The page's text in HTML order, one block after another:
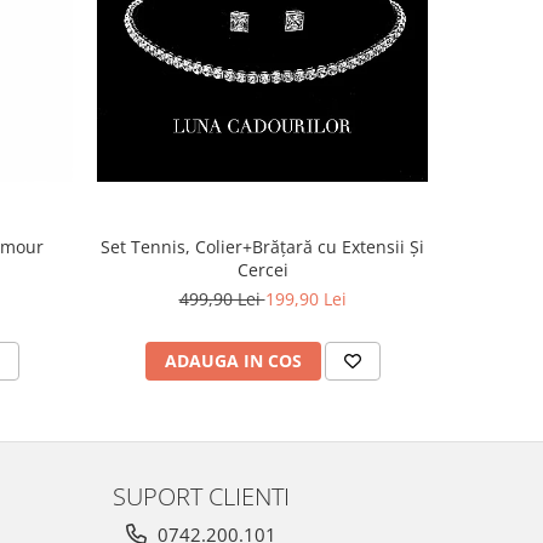
Set Tennis, Colier+Brățară cu Extensii Și
Cercei
499,90 Lei199,90 Lei
ADAUGA IN COS
SUPORT CLIENTI
0742.200.101